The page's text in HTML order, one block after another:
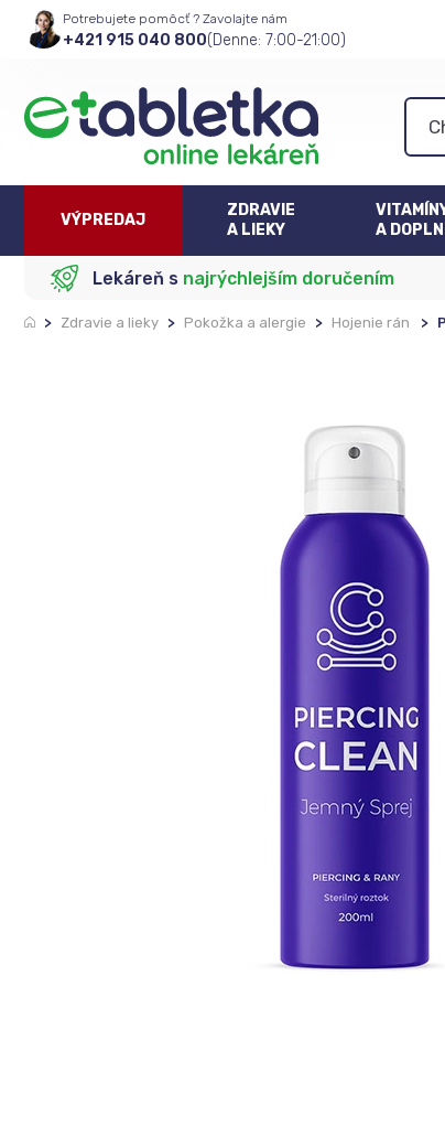
Potrebujete pomôcť ? Zavolajte nám
+421 915 040 800(Denne: 7:00-21:00)
VÝPREDAJ
ZDRAVIE
A LIEKY
A
Lekáreň s najrýchlejším doručením
> Zdravie a lieky > Pokožka a alergie > Hojenie rán >